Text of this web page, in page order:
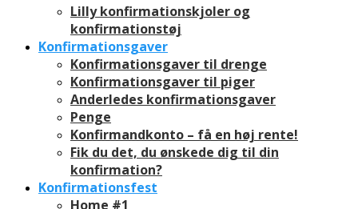
Lilly konfirmationskjoler og
konfirmationstøj
Konfirmationsgaver
Konfirmationsgaver til drenge
Konfirmationsgaver til piger
Anderledes konfirmationsgaver
Penge
Konfirmandkonto – få en høj rente!
Fik du det, du ønskede dig til din
konfirmation?
Konfirmationsfest
Home #1